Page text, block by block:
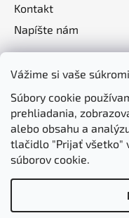
Vážime si vaše
Súbory cookie
prehliadania,
alebo obsahu a
tlačidlo "Prijať všetko"
súborov cookie.
Kontakt
Napíšte nám